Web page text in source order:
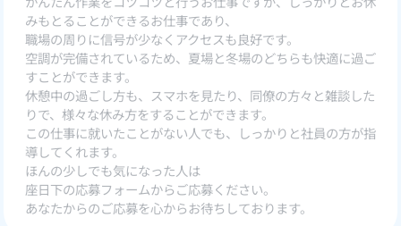
みもとることができるお仕事であり、
職場の周りに信号が少なくアクセスも良好です。
空調が完備されているため、夏場と冬場のどちらも快適に過ご
すことができます。
休憩中の過ごし方も、スマホを見たり、同僚の方々と雑談した
りで、様々な休み方をすることができます。
この仕事に就いたことがない人でも、しっかりと社員の方が指
導してくれます。
ほんの少しでも気になった人は
座日下の応募フォームからご応募ください。
あなたからのご応募を心からお待ちしております。